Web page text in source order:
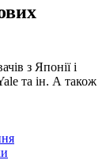
з Японії і
та ін. А також